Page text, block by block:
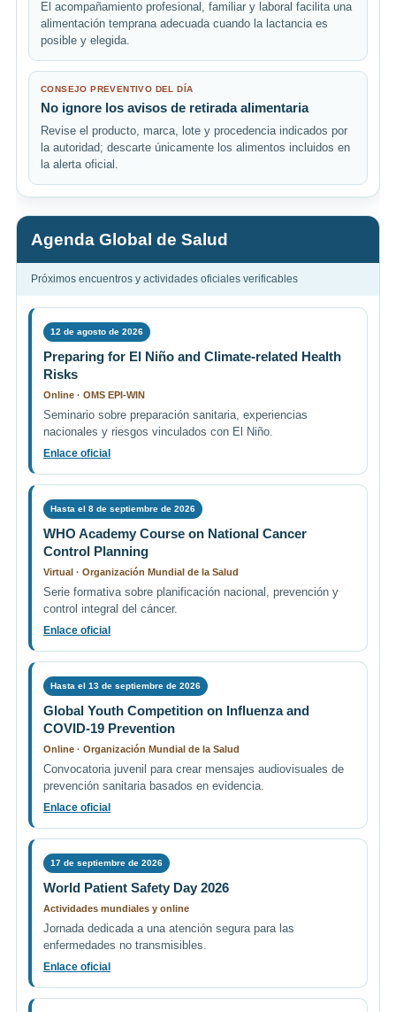
El acompañamiento profesional, familiar y laboral facilita una
alimentación temprana adecuada cuando la lactancia es
posible y elegida.
CONSEJO PREVENTIVO DEL DÍA
No ignore los avisos de retirada alimentaria
Revise el producto, marca, lote y procedencia indicados por
la autoridad; descarte únicamente los alimentos incluidos en
la alerta oficial.
Agenda Global de Salud
Próximos encuentros y actividades oficiales verificables
12 de agosto de 2026
Preparing for El Niño and Climate-related Health
Risks
Online · OMS EPI-WIN
Seminario sobre preparación sanitaria, experiencias
nacionales y riesgos vinculados con El Niño.
Enlace oficial
Hasta el 8 de septiembre de 2026
WHO Academy Course on National Cancer
Control Planning
Virtual · Organización Mundial de la Salud
Serie formativa sobre planificación nacional, prevención y
control integral del cáncer.
Enlace oficial
Hasta el 13 de septiembre de 2026
Global Youth Competition on Influenza and
COVID-19 Prevention
Online · Organización Mundial de la Salud
Convocatoria juvenil para crear mensajes audiovisuales de
prevención sanitaria basados en evidencia.
Enlace oficial
17 de septiembre de 2026
World Patient Safety Day 2026
Actividades mundiales y online
Jornada dedicada a una atención segura para las
enfermedades no transmisibles.
Enlace oficial